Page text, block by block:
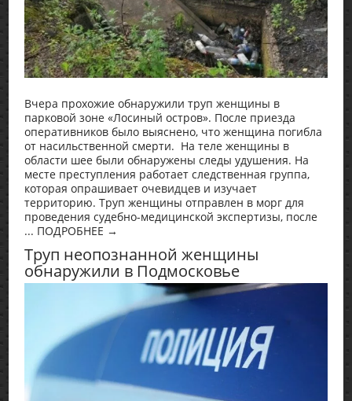
Вчера прохожие обнаружили труп женщины в
парковой зоне «Лосиный остров». После приезда
оперативников было выяснено, что женщина погибла
от насильственной смерти. На теле женщины в
области шее были обнаружены следы удушения. На
месте преступления работает следственная группа,
которая опрашивает очевидцев и изучает
территорию. Труп женщины отправлен в морг для
проведения судебно-медицинской экспертизы, после
... ПОДРОБНЕЕ →
Труп неопознанной женщины
обнаружили в Подмосковье